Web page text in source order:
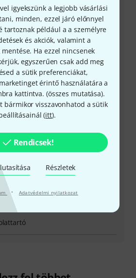
igyekszünk a legjobb vásárlási
minden, ezzel járó előnnyel
tartoznak például a a személyre
és akciók, valamint a
Ha ezzel nincsenek
egyszerűen csak add meg
a sütik preferenciákat,
érintő használatára a
kattintva. (összes mutatása).
bármikor visszavonhatod a sütik
(itt).
Rendicsek!
Részletek
· Adatvédelmi nyilatkozat
9546-9223-531
kérdés és észrevétel esetén
(CEST - Közép-európai